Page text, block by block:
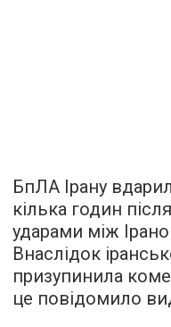
БпЛА Ірану
кілька годин
ударами між
Внаслідок
призупинила
це повідомило